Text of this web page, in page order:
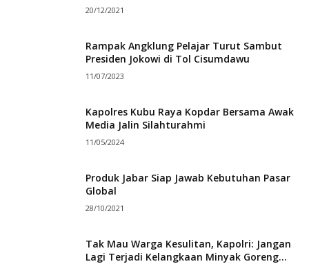
20/12/2021
Rampak Angklung Pelajar Turut Sambut
Presiden Jokowi di Tol Cisumdawu
11/07/2023
Kapolres Kubu Raya Kopdar Bersama Awak
Media Jalin Silahturahmi
11/05/2024
Produk Jabar Siap Jawab Kebutuhan Pasar
Global
28/10/2021
Tak Mau Warga Kesulitan, Kapolri: Jangan
Lagi Terjadi Kelangkaan Minyak Goreng...